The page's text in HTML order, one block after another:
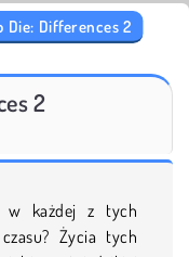
Die: Differences 2
2
w każdej z tych
Życia tych